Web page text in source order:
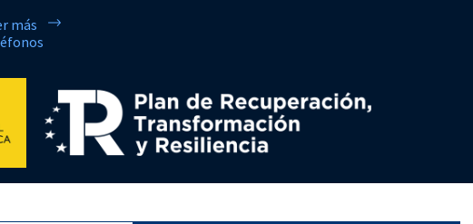
más
PRTR gestionado por el Ministerio de Política territorial.